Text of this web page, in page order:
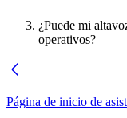
¿Puede mi
operativos?
Página de inicio de